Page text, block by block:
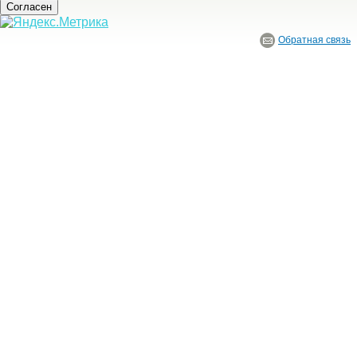
Согласен
Обратная связь